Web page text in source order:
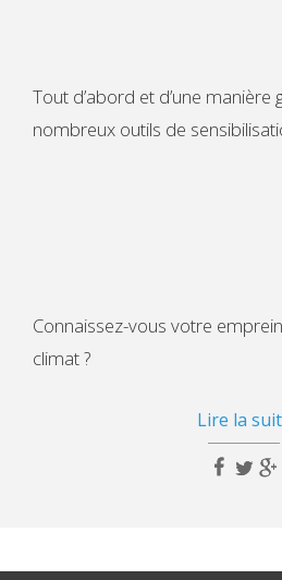
Tout d’abord et d’une manière
nombreux outils de
Connaissez-vous votre
climat ?
Lire la